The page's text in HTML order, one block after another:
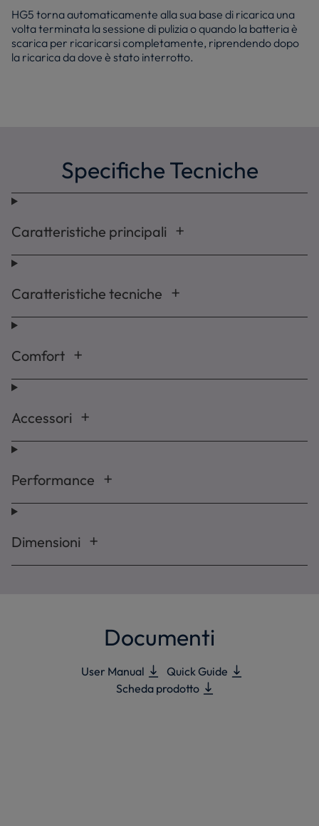
HG5 torna automaticamente alla sua base di ricarica una
volta terminata la sessione di pulizia o quando la batteria è
scarica per ricaricarsi completamente, riprendendo dopo
la ricarica da dove è stato interrotto.
Specifiche Tecniche
Caratteristiche principali
Caratteristiche tecniche
Comfort
Accessori
Performance
Dimensioni
Documenti
User Manual
Quick Guide
Scheda prodotto